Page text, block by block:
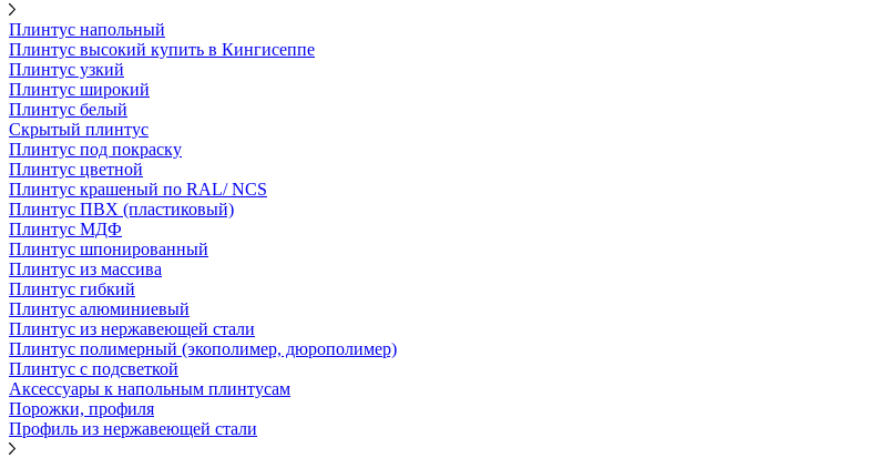
Плинтус напольный
Плинтус высокий купить в Кингисеппе
Плинтус узкий
Плинтус широкий
Плинтус белый
Скрытый плинтус
Плинтус под покраску
Плинтус цветной
Плинтус крашеный по RAL/ NCS
Плинтус ПВХ (пластиковый)
Плинтус МДФ
Плинтус шпонированный
Плинтус из массива
Плинтус гибкий
Плинтус алюминиевый
Плинтус из нержавеющей стали
Плинтус полимерный (экополимер, дюрополимер)
Плинтус с подсветкой
Аксессуары к напольным плинтусам
Порожки, профиля
Профиль из нержавеющей стали